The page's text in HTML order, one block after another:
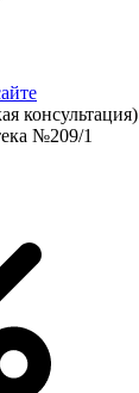
консультация)
№209/1